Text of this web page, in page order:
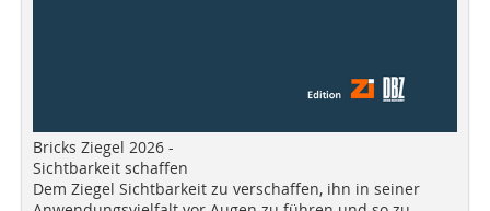
Bricks Ziegel 2026 -
Sichtbarkeit schaffen
Dem Ziegel Sichtbarkeit zu verschaffen, ihn in seiner